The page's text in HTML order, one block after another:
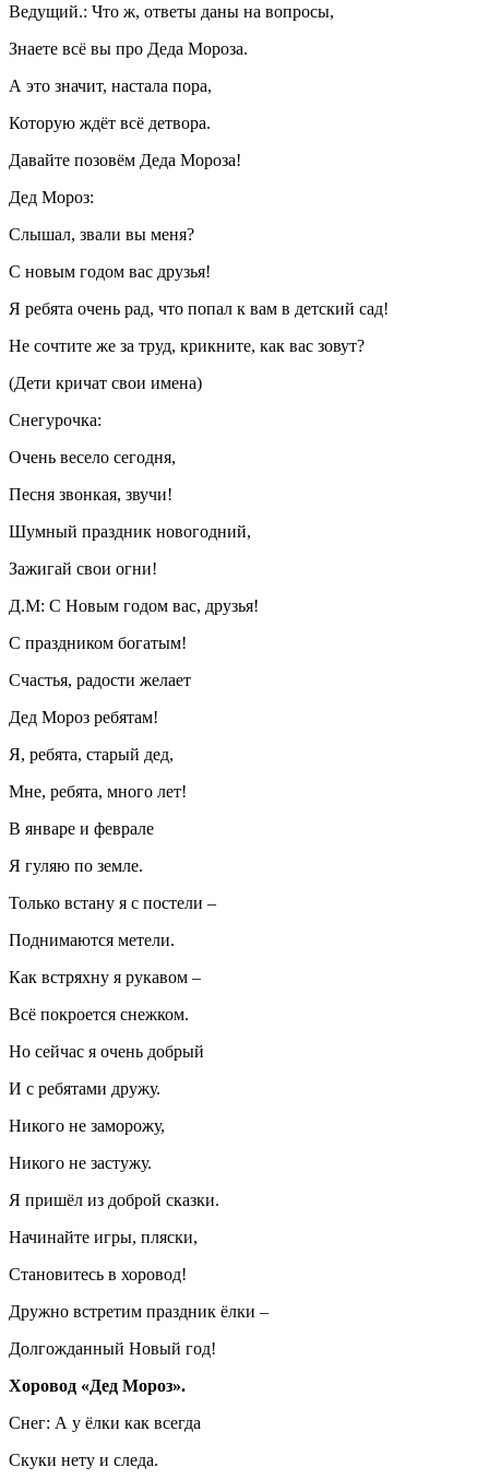
Ведущий.: Что ж, ответы даны на вопросы,
Знаете всё вы про Деда Мороза.
А это значит, настала пора,
Которую ждёт всё детвора.
Давайте позовём Деда Мороза!
Дед Мороз:
Слышал, звали вы меня?
С новым годом вас друзья!
Я ребята очень рад, что попал к вам в детский сад!
Не сочтите же за труд, крикните, как вас зовут?
(Дети кричат свои имена)
Снегурочка:
Очень весело сегодня,
Песня звонкая, звучи!
Шумный праздник новогодний,
Зажигай свои огни!
Д.М: С Новым годом вас, друзья!
С праздником богатым!
Счастья, радости желает
Дед Мороз ребятам!
Я, ребята, старый дед,
Мне, ребята, много лет!
В январе и феврале
Я гуляю по земле.
Только встану я с постели –
Поднимаются метели.
Как встряхну я рукавом –
Всё покроется снежком.
Но сейчас я очень добрый
И с ребятами дружу.
Никого не заморожу,
Никого не застужу.
Я пришёл из доброй сказки.
Начинайте игры, пляски,
Становитесь в хоровод!
Дружно встретим праздник ёлки –
Долгожданный Новый год!
Хоровод «Дед Мороз».
Снег: А у ёлки как всегда
Скуки нету и следа.